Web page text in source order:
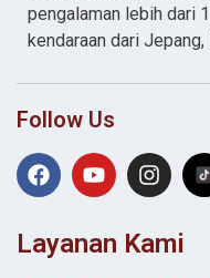
pengalaman lebih dari
kendaraan dari Jepang,
Follow Us
Layanan Kami